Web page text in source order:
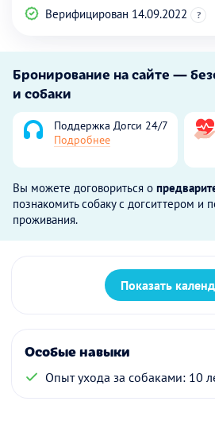
Верифицирован 14.09.2022
?
Бронирование на сайте —
и собаки
Поддержка Догси 24/7
Подробнее
Вы можете договориться о
познакомить собаку с догситтером и
проживания.
Показать
Особые навыки
Опыт ухода за собаками: 10